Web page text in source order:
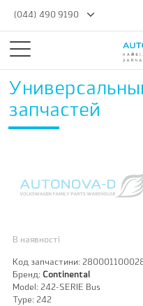
(044) 490 9190
запчастей
В наявності
Код запчастини:
Бренд: Continental
Model: 242-SERIE Bus
Type: 242